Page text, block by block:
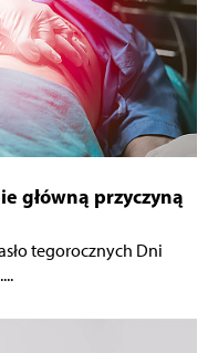
główną przyczyną
tegorocznych Dni